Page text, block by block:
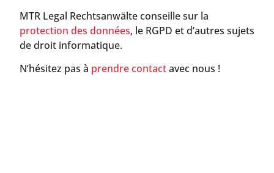
MTR Legal Rechtsanwälte conseille sur la
protection des données, le RGPD et d’autres sujets
de droit informatique.
N’hésitez pas à prendre contactavec nous !